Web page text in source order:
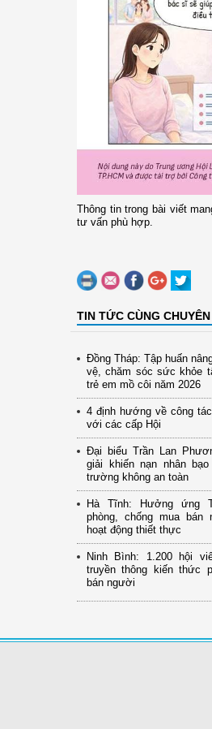
Thông tin trong bài viết
tư vấn phù hợp.
TIN TỨC CÙNG
Đồng Tháp: Tập huấn
vệ, chăm sóc sức khỏe
trẻ em mồ côi năm 2026
4 định hướng về công
với các cấp Hội
Đại biểu Trần Lan
giải khiến nạn nhân
trường không an toàn
Hà Tĩnh: Hưởng ứng
phòng, chống mua bán
hoạt động thiết thực
Ninh Bình: 1.200 hội
truyền thông kiến thức
bán người